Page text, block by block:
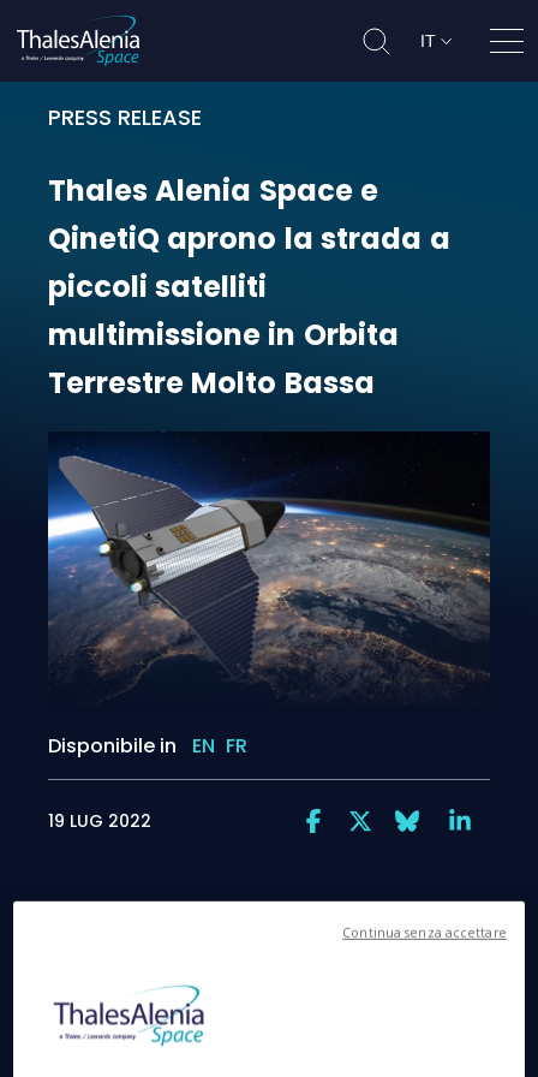
IT
PRESS RELEASE
Thales Alenia Space e QinetiQ
ThalesAlenia Space e
QinetiQ aprono la strada a
piccoli satelliti
multimissione in Orbita
Terrestre Molto Bassa
Disponibile in EN FR
19 LUG 2022
rivoluzionario per ridurre il costo dei satelliti di
Osservazione della Terra e un ulteriore passo avanti
verso nuove iniziative spaziali
Continua senza accettare